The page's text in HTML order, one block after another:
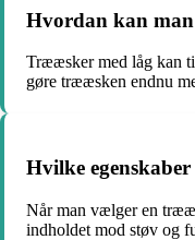
Hvordan kan man
Trææsker med låg kan
gøre trææsken endnu
Hvilke
Når man vælger en
indholdet mod støv og